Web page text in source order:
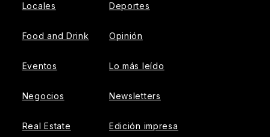
Locales
Food and Drink
Eventos
Negocios
Real Estate
Deportes
Opinión
Lo más leído
Newsletters
Edición impresa